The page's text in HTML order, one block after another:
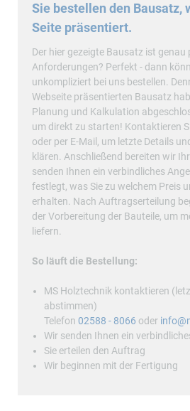
Sie bestellen den Bausatz,
Seite präsentiert.
Der hier gezeigte Bausatz ist genau
Anforderungen? Perfekt - dann
unkompliziert bei uns bestellen.
Webseite präsentierten Bausatz
Planung und Kalkulation
um direkt zu starten! Kontaktieren
oder per E-Mail, um letzte Details
klären. Anschließend bereiten wir
senden Ihnen ein verbindliches
festlegt, was Sie zu welchem Preis
erhalten. Nach Auftragserteilung
der Vorbereitung der Bauteile, um
liefern.
So läuft die Bestellung:
MS Holztechnik kontaktieren
abstimmen)
Telefon02588 - 8066 oder
Wir senden Ihnen ein
Sie erteilen den Auftrag
Wir beginnen mit der Fertigung